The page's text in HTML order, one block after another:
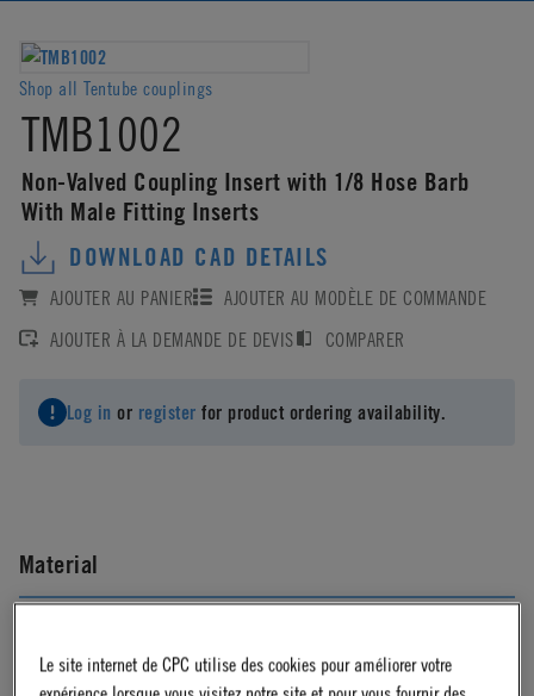
Shop all Tentube couplings
TMB1002
Non-Valved Coupling Insert with 1/8 Hose Barb
With Male Fitting Inserts
DOWNLOAD CAD DETAILS
AJOUTER AU PANIER
AJOUTER AU MODÈLE DE COMMANDE
AJOUTER À LA DEMANDE DE DEVIS
COMPARER
Log in or register for product ordering availability.
Material
Le site internet de CPC utilise des cookies pour améliorer votre